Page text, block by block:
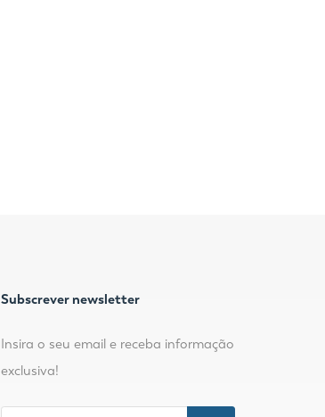
Subscrever newsletter
Insira o seu email e receba informação
exclusiva!